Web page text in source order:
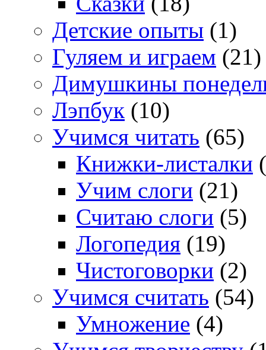
Детские опыты (1)
Гуляем и играем (21)
Димушкины
Лэпбук (10)
Учимся читать (65)
Книжки-листалки
Учим слоги (21)
Считаю слоги (5)
Логопедия (19)
Чистоговорки (2)
Учимся считать (54)
Умножение (4)